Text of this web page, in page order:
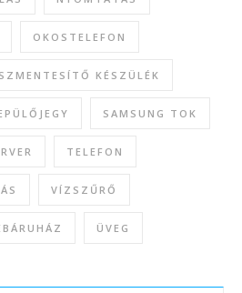
OKOSTELEFON
KÉSZÜLÉK
SAMSUNG TOK
TELEFON
VÍZSZŰRŐ
ÜVEG